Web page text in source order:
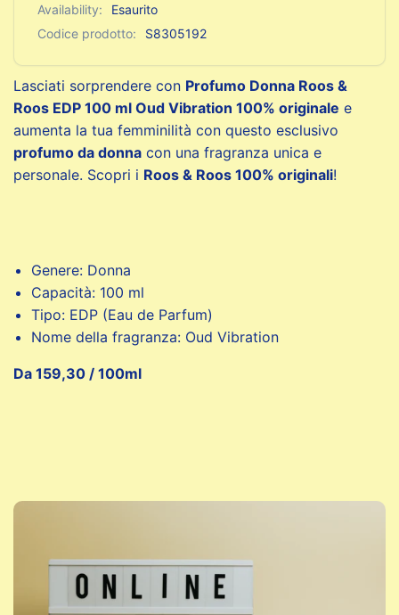
Availability:
Esaurito
Codice prodotto:
S8305192
Lasciati sorprendere con Profumo Donna Roos &
Roos EDP 100 ml Oud Vibration 100% originale e
aumenta la tua femminilità con questo esclusivo
profumo da donna con una fragranza unica e
personale. Scopri i Roos & Roos 100% originali!
Genere: Donna
Capacità: 100 ml
Tipo: EDP (Eau de Parfum)
Nome della fragranza: Oud Vibration
Da 159,30 / 100ml